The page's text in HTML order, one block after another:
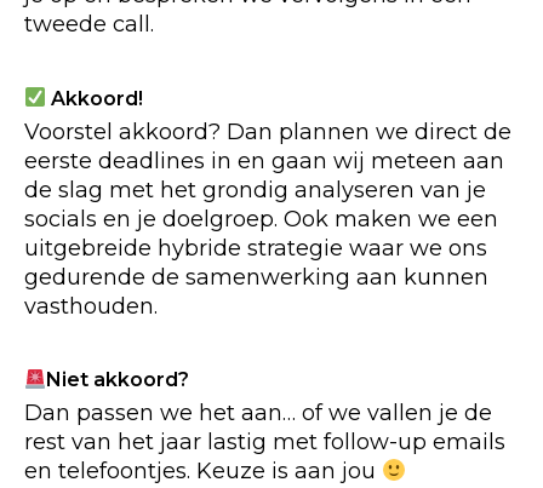
tweede call.
Akkoord!
Voorstel akkoord? Dan plannen we direct de
eerste deadlines in en gaan wij meteen aan
de slag met het grondig analyseren van je
socials en je doelgroep. Ook maken we een
uitgebreide hybride strategie waar we ons
gedurende de samenwerking aan kunnen
vasthouden.
Niet akkoord?
Dan passen we het aan… of we vallen je de
rest van het jaar lastig met follow-up emails
en telefoontjes. Keuze is aan jou